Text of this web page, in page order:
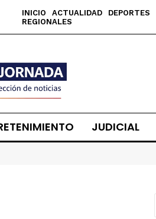
INICIO ACTUALIDAD DEPORTES
REGIONALES
JUDICIAL